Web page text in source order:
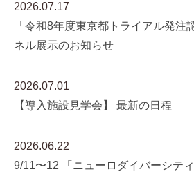
2026.07.17
「令和8年度東京都トライアル発注
ネル展示のお知らせ
2026.07.01
【導入施設見学会】 最新の日程
2026.06.22
9/11〜12 「ニューロダイバーシテ